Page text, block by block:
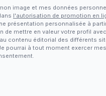
image et mes données
l'autorisation de promotion en
présentation personnalisée à
mettre en valeur votre profil
au contenu éditorial des différents
pourrai à tout moment exercer